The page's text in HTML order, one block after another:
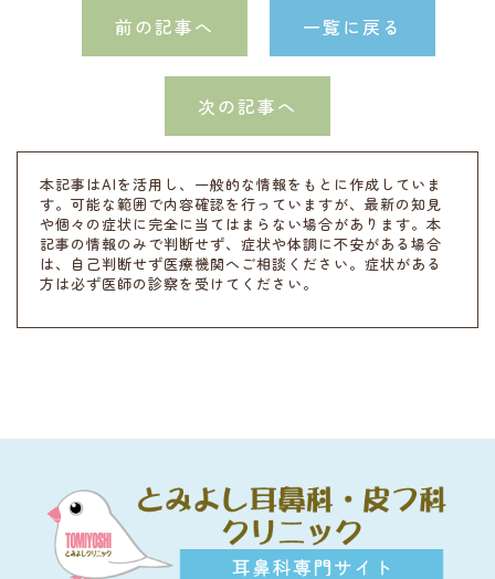
前の記事へ 一覧に戻る
次の記事へ
本記事はAIを活用し、一般的な情報をもとに作成していま
す。可能な範囲で内容確認を行っていますが、最新の知見
や個々の症状に完全に当てはまらない場合があります。本
記事の情報のみで判断せず、症状や体調に不安がある場合
は、自己判断せず医療機関へご相談ください。症状がある
方は必ず医師の診察を受けてください。